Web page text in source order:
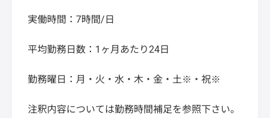
実働時間：7時間/日
平均勤務日数：1ヶ月あたり24日
勤務曜日：月・火・水・木・金・土※・祝※
注釈内容については勤務時間補足を参照下さい。